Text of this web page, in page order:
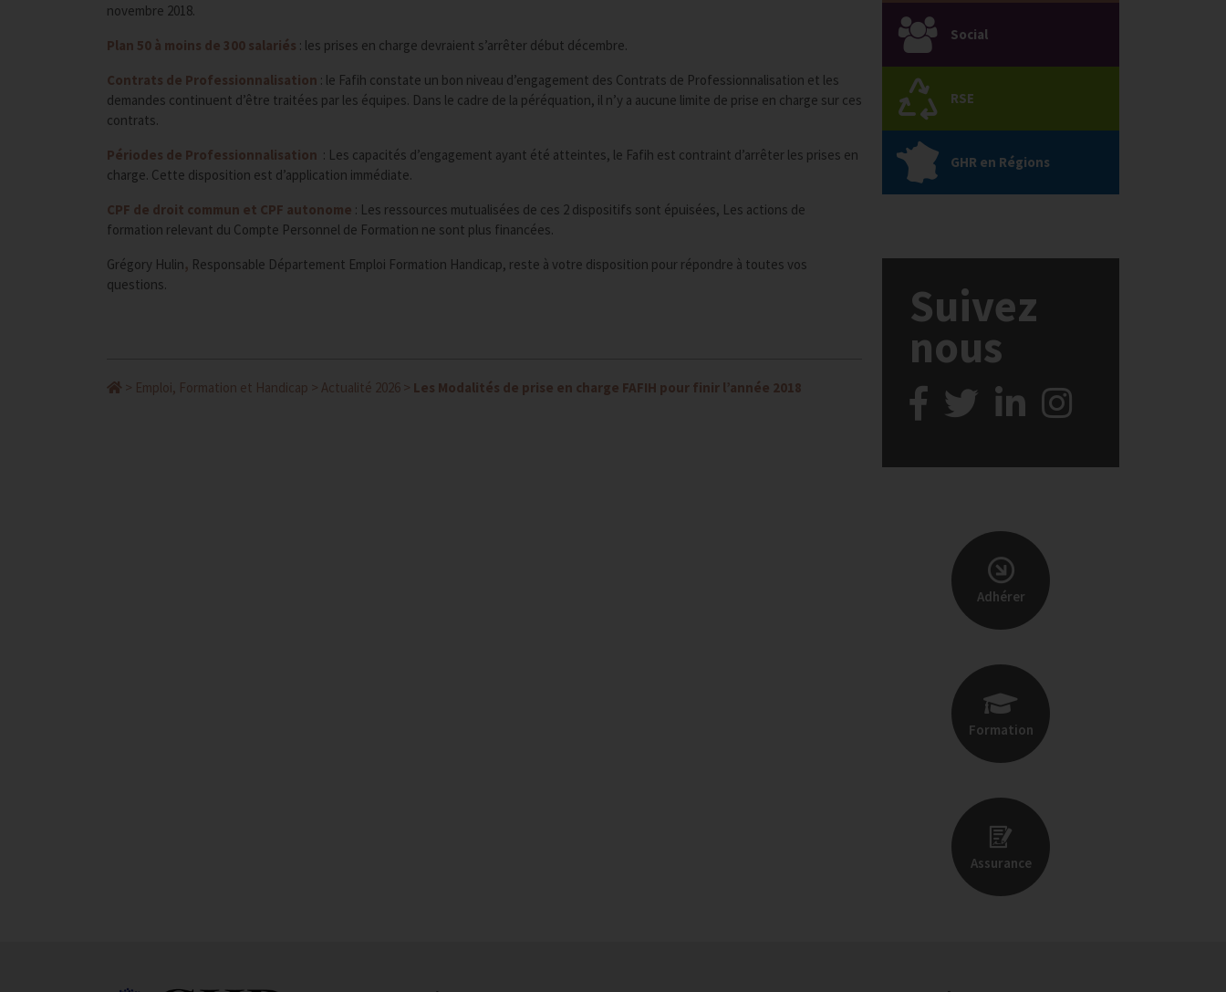
novembre 2018.
Plan 50 à moins de 300 salariés : les prises en charge devraient s’arrêter début décembre.
Contrats de Professionnalisation : le Fafih constate un bon niveau d’engagement des Contrats de Professionnalisation et les
demandes continuent d’être traitées par les équipes. Dans le cadre de la péréquation, il n’y a aucune limite de prise en charge sur ces
contrats.
Périodes de Professionnalisation : Les capacités d’engagement ayant été atteintes, le Fafih est contraint d’arrêter les prises en
charge. Cette disposition est d’application immédiate.
CPF de droit commun et CPF autonome : Les ressources mutualisées de ces 2 dispositifs sont épuisées, Les actions de
formation relevant du Compte Personnel de Formation ne sont plus financées.
Grégory Hulin, Responsable Département Emploi Formation Handicap, reste à votre disposition pour répondre à toutes vos
questions.
> Emploi, Formation et Handicap > Actualité 2026 > Les Modalités de prise en charge FAFIH pour finir l’année 2018
Social
RSE
GHR en Régions
Suivez
nous
Adhérer
Formation
Assurance